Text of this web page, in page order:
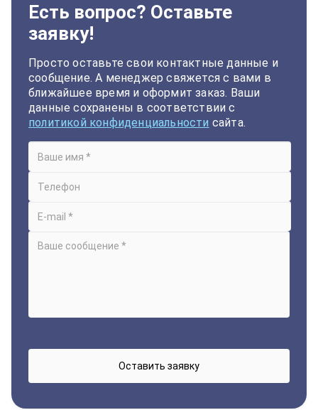
Есть вопрос? Оставьте
заявку!
Просто оставьте свои контактные данные и
сообщение. А менеджер свяжется с вами в
ближайшее время и оформит заказ. Ваши
данные сохранены в соответствии с
политикой конфиденциальности сайта.